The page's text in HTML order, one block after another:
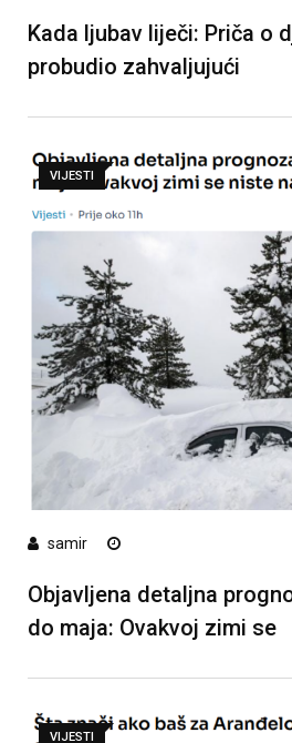
Kada ljubav liječi: Priča o
probudio zahvaljujući
VIJESTI
samir
Objavljena detaljna
do maja: Ovakvoj zimi se
VIJESTI